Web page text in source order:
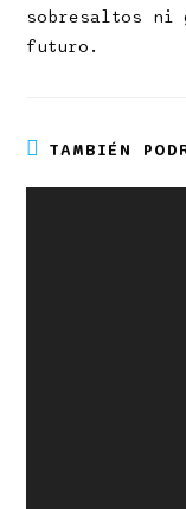
sobresaltos ni
futuro.
TAMBIÉN